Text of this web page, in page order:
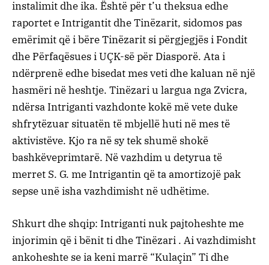
instalimit dhe ika. Është për t’u theksua edhe
raportet e Intrigantit dhe Tinëzarit, sidomos pas
emërimit që i bëre Tinëzarit si përgjegjës i Fondit
dhe Përfaqësues i UÇK-së për Diasporë. Ata i
ndërprenë edhe bisedat mes veti dhe kaluan në një
hasmëri në heshtje. Tinëzari u largua nga Zvicra,
ndërsa Intriganti vazhdonte kokë më vete duke
shfrytëzuar situatën të mbjellë huti në mes të
aktivistëve. Kjo ra në sy tek shumë shokë
bashkëveprimtarë. Në vazhdim u detyrua të
merret S. G. me Intrigantin që ta amortizojë pak
sepse unë isha vazhdimisht në udhëtime.
Shkurt dhe shqip: Intriganti nuk pajtoheshte me
injorimin që i bënit ti dhe Tinëzari . Ai vazhdimisht
ankoheshte se ia keni marrë “Kulaçin” Ti dhe